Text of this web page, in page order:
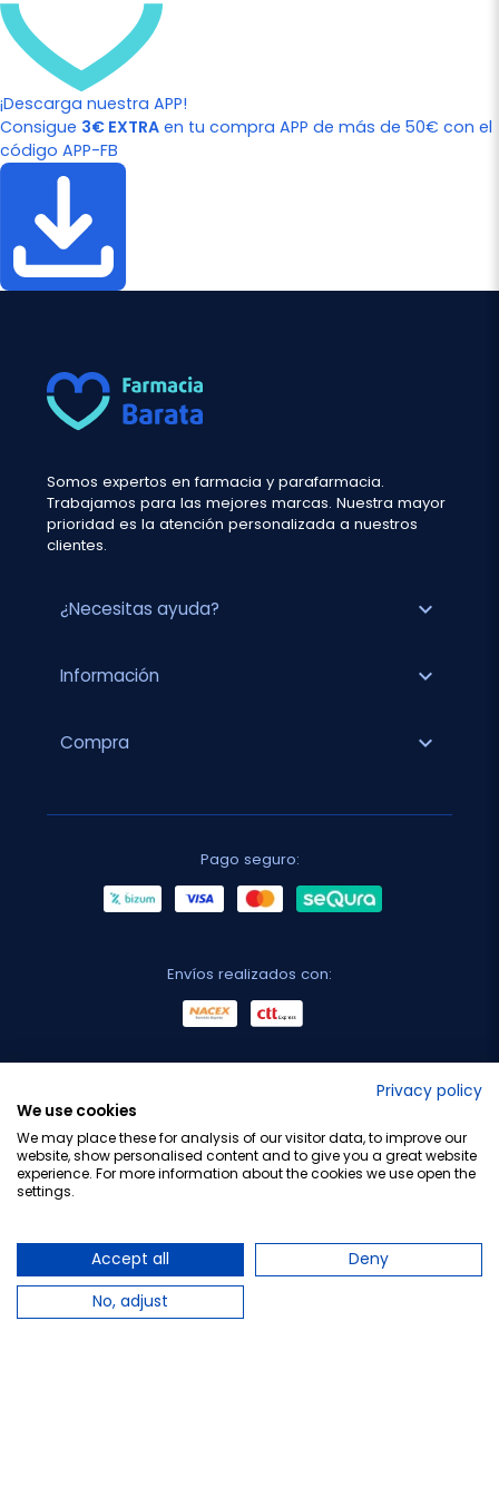
¡Descarga nuestra APP!
Consigue 3€ EXTRA en tu compra APP de más de 50€ con el
código APP-FB
Somos expertos en farmacia y parafarmacia.
Trabajamos para las mejores marcas. Nuestra mayor
prioridad es la atención personalizada a nuestros
clientes.
¿Necesitas ayuda? expand_more
Información expand_more
Compra expand_more
Pago seguro:
Envíos realizados con:
Privacy policy
We use cookies
We may place these for analysis of our visitor data, to improve our
website, show personalised content and to give you a great website
experience. For more information about the cookies we use open the
settings.
Accept all
Deny
No, adjust